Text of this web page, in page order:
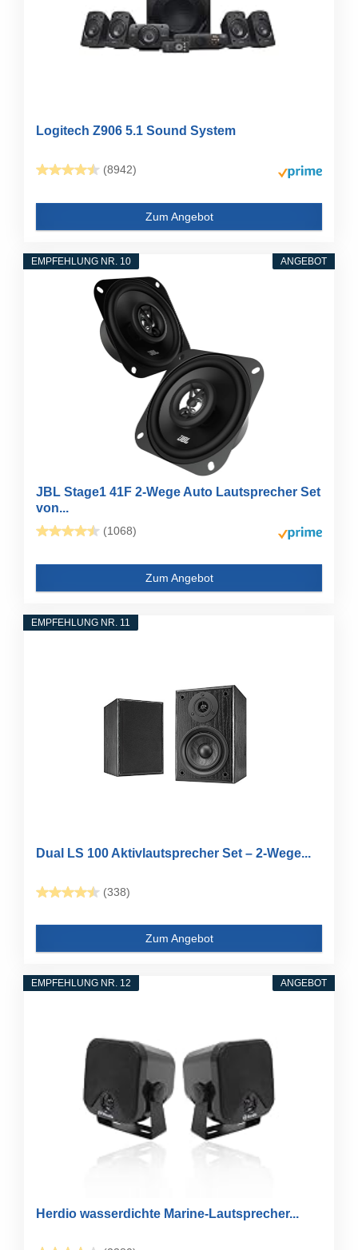
Logitech Z906 5.1 Sound System
(8942)
Zum Angebot
ANGEBOT
EMPFEHLUNG NR. 10
JBL Stage1 41F 2-Wege Auto Lautsprecher Set
von...
(1068)
Zum Angebot
EMPFEHLUNG NR. 11
Dual LS 100 Aktivlautsprecher Set – 2-Wege...
(338)
Zum Angebot
ANGEBOT
EMPFEHLUNG NR. 12
Herdio wasserdichte Marine-Lautsprecher...